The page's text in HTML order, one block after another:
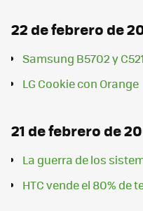
22 de febrero de
Samsung B5702 y
LG Cookie con Orange
21 de febrero de
La guerra de los
HTC vende el 80% de